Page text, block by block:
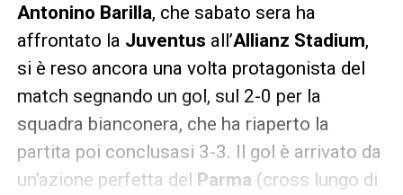
Antonino Barilla, che sabato sera ha
affrontato la Juventus all’Allianz Stadium,
si è reso ancora una volta protagonista del
match segnando un gol, sul 2-0 per la
squadra bianconera, che ha riaperto la
partita poi conclusasi 3-3. Il gol è arrivato da
un’azione perfetta del Parma (cross lungo di